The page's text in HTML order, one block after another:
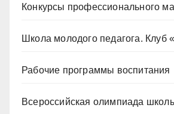
Конкурсы профессионального
Школа молодого педагога. Клуб
Рабочие программы воспитания
Всероссийская олимпиада